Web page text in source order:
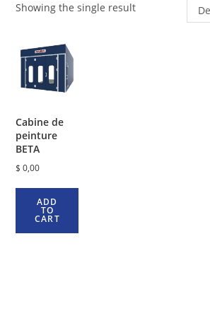
Showing the single result
Cabine de
peinture
BETA
$ 0,00
ADD
TO
CART